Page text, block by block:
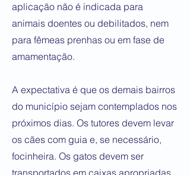
aplicação não é indicada para
animais doentes ou debilitados, nem
para fêmeas prenhas ou em fase de
amamentação.
A expectativa é que os demais bairros
do município sejam contemplados nos
próximos dias. Os tutores devem levar
os cães com guia e, se necessário,
focinheira. Os gatos devem ser
transportados em caixas apropriadas,